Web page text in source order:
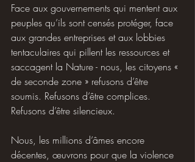
Face aux gouvernements qui mentent aux
peuples qu’ils sont censés protéger, face
aux grandes entreprises et aux lobbies
tentaculaires qui pillent les ressources et
saccagent la Nature - nous, les citoyens «
de seconde zone » refusons d’être
soumis. Refusons d’être complices.
Refusons d’être silencieux.
Nous, les millions d’âmes encore
décentes, œuvrons pour que la violence